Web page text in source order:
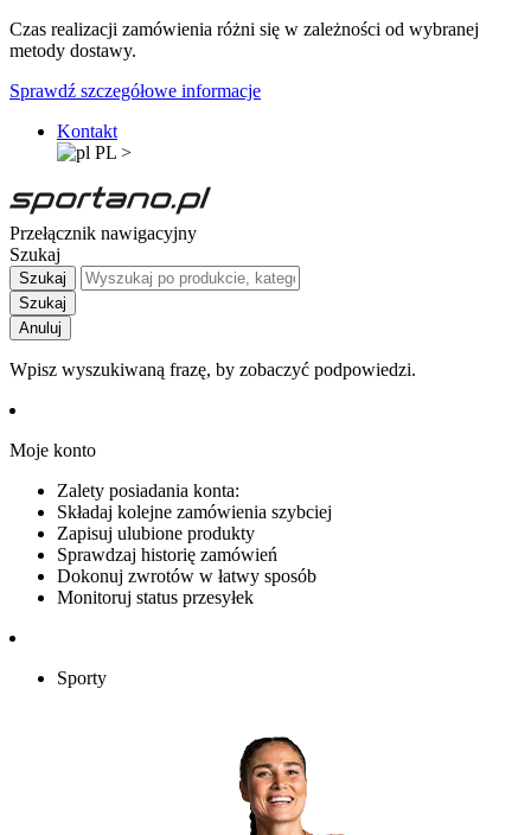
Czas realizacji zamówienia różni się w zależności od wybranej
metody dostawy.
Sprawdź szczegółowe informacje
Kontakt
PL >
Przełącznik nawigacyjny
Szukaj
Szukaj
Szukaj
Anuluj
Wpisz wyszukiwaną frazę, by zobaczyć podpowiedzi.
Moje konto
Zalety posiadania konta:
Składaj kolejne zamówienia szybciej
Zapisuj ulubione produkty
Sprawdzaj historię zamówień
Dokonuj zwrotów w łatwy sposób
Monitoruj status przesyłek
Sporty